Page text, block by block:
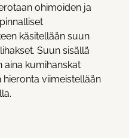
ohimoiden ja
käsitellään suun
Suun sisällä
aina kumihanskat
hieronta viimeistellään